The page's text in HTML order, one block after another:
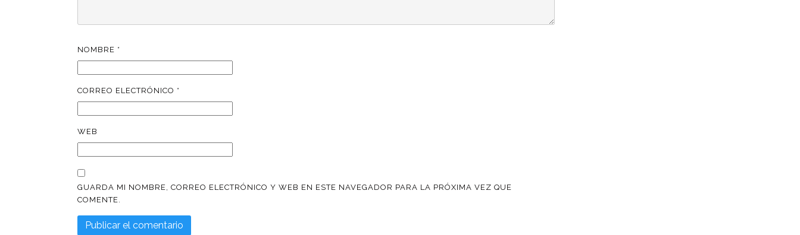
NOMBRE *
CORREO ELECTRÓNICO *
WEB
GUARDA MI NOMBRE, CORREO ELECTRÓNICO Y WEB EN ESTE NAVEGADOR PARA LA PRÓXIMA VEZ QUE
COMENTE.